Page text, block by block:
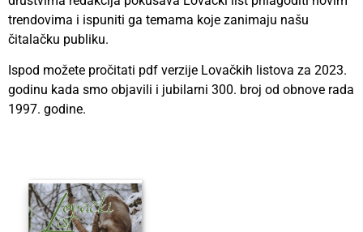
trendovima i ispuniti ga temama koje zanimaju našu
čitalačku publiku.
Ispod možete pročitati pdf verzije Lovačkih listova za 2023.
godinu kada smo objavili i jubilarni 300. broj od obnove rada
1997. godine.